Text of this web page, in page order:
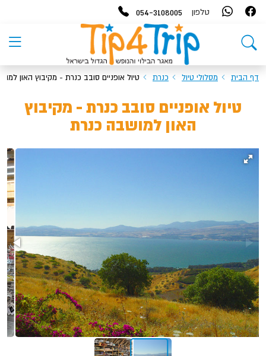
טלפון 054-3108005
דף הבית מסלולי טיול כנרת טיול אופניים סובב כנרת - מקיבוץ האון
טיול אופניים סובב כנרת - מקיבוץ
האון למושבה כנרת